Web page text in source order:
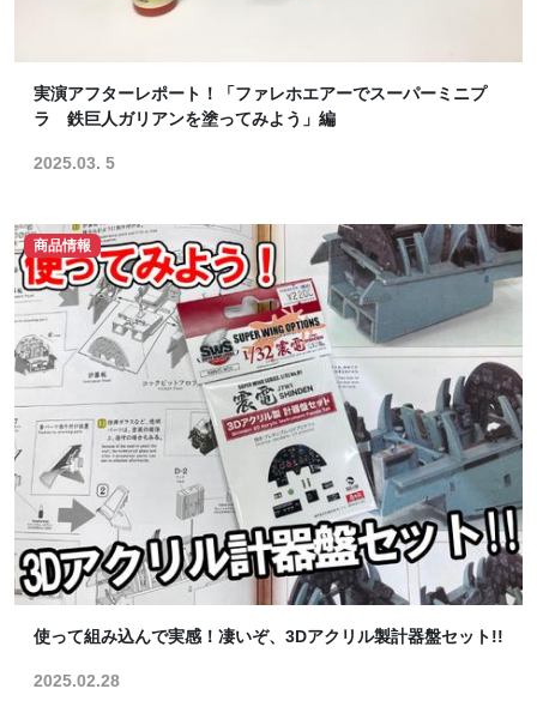
実演アフターレポート！「ファレホエアーでスーパーミニプ
ラ 鉄巨人ガリアンを塗ってみよう」編
2025.03. 5
商品情報
使って組み込んで実感！凄いぞ、3Dアクリル製計器盤セット!!
2025.02.28